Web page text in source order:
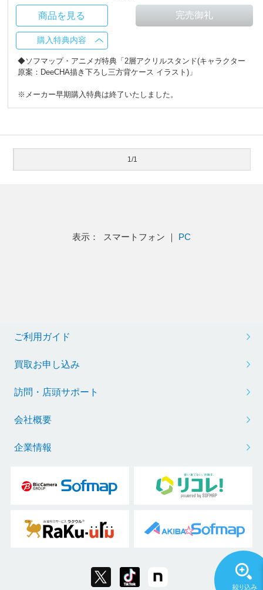
商品を見る
購入特典内容
◆ソフマップ・アニメガ特典「2層アクリルスタンド(キャラクター
原案：DeeCHA描き下ろし三方背ケース イラスト)」
※メーカー早期購入特典は終了いたしました。
1/1
表示： スマートフォン ｜ PC
ご利用ガイド
買取お申し込み
訪問・店頭サポート
会社概要
企業情報